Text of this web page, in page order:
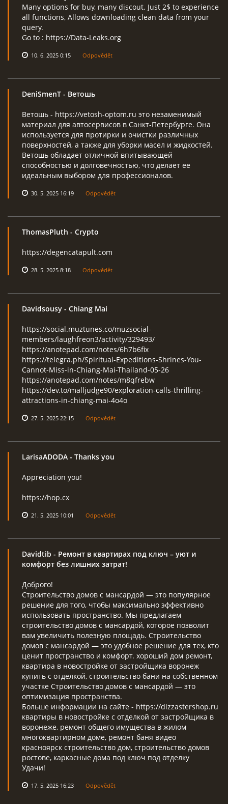
Many options for buy, many discout. Just 2$ to experience
all functions, Allows downloading clean data from your
query.
Go to : https://Data-Leaks.org
10. 6. 2025 0:15 Odpovědět
DeniSmenT - Ветошь
Ветошь - https://vetosh-optom.ru это незаменимый
материал для автосервисов в Санкт-Петербурге. Она
используется для протирки и очистки различных
поверхностей, а также для уборки масел и жидкостей.
Ветошь обладает отличной впитывающей
способностью и долговечностью, что делает ее
идеальным выбором для профессионалов.
30. 5. 2025 16:19 Odpovědět
ThomasPluth - Crypto
https://degencatapult.com
28. 5. 2025 8:18 Odpovědět
Davidsousy - Chiang Mai
https://social.muztunes.co/muzsocial-
members/laughfreon3/activity/329493/
https://anotepad.com/notes/6h7b6fix
https://telegra.ph/Spiritual-Expeditions-Shrines-You-
Cannot-Miss-in-Chiang-Mai-Thailand-05-26
https://anotepad.com/notes/m8qfrebw
https://dev.to/malljudge90/exploration-calls-thrilling-
attractions-in-chiang-mai-4o4o
27. 5. 2025 22:15 Odpovědět
LarisaADODA - Thanks you
Appreciation you!
https://hop.cx
21. 5. 2025 10:01 Odpovědět
Davidtib - Ремонт в квартирах под ключ – уют и
комфорт без лишних затрат!
Доброго!
Строительство домов с мансардой — это популярное
решение для того, чтобы максимально эффективно
использовать пространство. Мы предлагаем
строительство домов с мансардой, которое позволит
вам увеличить полезную площадь. Строительство
домов с мансардой — это удобное решение для тех, кто
ценит пространство и комфорт. хороший дом ремонт,
квартира в новостройке от застройщика воронеж
купить с отделкой, строительство бани на собственном
участке Строительство домов с мансардой — это
оптимизация пространства.
Больше информации на сайте - https://dizzastershop.ru
квартиры в новостройке с отделкой от застройщика в
воронеже, ремонт общего имущества в жилом
многоквартирном доме, ремонт баня видео
красноярск строительство дом, строительство домов
ростове, каркасные дома под ключ под отделку
Удачи!
17. 5. 2025 16:23 Odpovědět